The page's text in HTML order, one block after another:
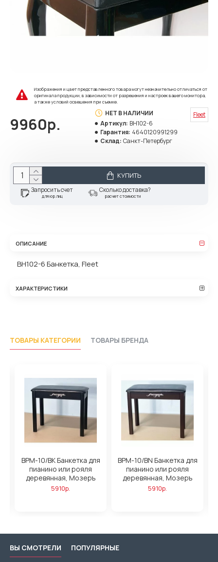
Изображения и цвет представленного товара могут незначительно отличаться от
оригинала продукции, в зависимости от разрешения и настроек вашего монитора,
а также условий освещения при съемке.
9960р.
НЕТ В НАЛИЧИИ
Артикул: BH102-6
Гарантия: 4640120991299
Склад: Санкт-Петербург
Fleet
КУПИТЬ
Запросить счет
для юр.лиц
Сколько доставка?
расчет стоимости
ОПИСАНИЕ
BH102-6 Банкетка, Fleet
ХАРАКТЕРИСТИКИ
ТОВАРЫ КАТЕГОРИИ ТОВАРЫ БРЕНДА
BPM-10/BK Банкетка для
пианино или рояля
деревянная, Мозеръ
5910р.
BPM-10/BN Банкетка для
пианино или рояля
деревянная, Мозеръ
5910р.
ВЫ СМОТРЕЛИ ПОПУЛЯРНЫЕ